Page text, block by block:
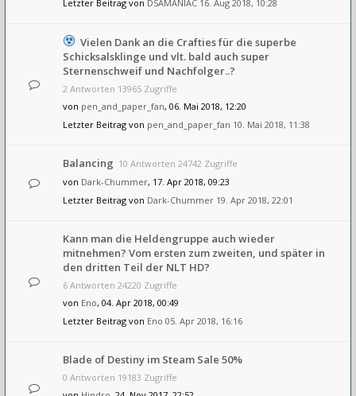
Letzter Beitrag von DSAMANIAC 16. Aug 2018, 10:28
Vielen Dank an die Crafties für die superbe
Schicksalsklinge und vlt. bald auch super
Sternenschweif und Nachfolger..?
2 Antworten 13965 Zugriffe
von pen_and_paper_fan, 06. Mai 2018, 12:20
Letzter Beitrag von pen_and_paper_fan 10. Mai 2018, 11:38
Balancing 10 Antworten 24742 Zugriffe
von Dark-Chummer, 17. Apr 2018, 09:23
Letzter Beitrag von Dark-Chummer 19. Apr 2018, 22:01
Kann man die Heldengruppe auch wieder
mitnehmen? Vom ersten zum zweiten, und später in
den dritten Teil der NLT HD?
6 Antworten 24220 Zugriffe
von Eno, 04. Apr 2018, 00:49
Letzter Beitrag von Eno 05. Apr 2018, 16:16
Blade of Destiny im Steam Sale 50%
0 Antworten 19183 Zugriffe